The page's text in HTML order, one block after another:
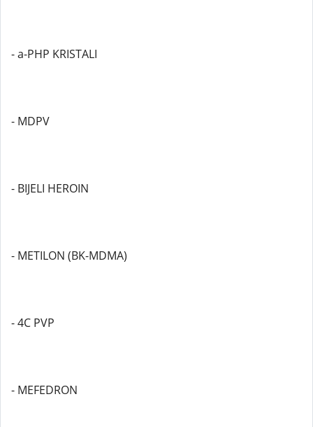
- a-PHP KRISTALI
- MDPV
- BIJELI HEROIN
- METILON (BK-MDMA)
- 4C PVP
- MEFEDRON